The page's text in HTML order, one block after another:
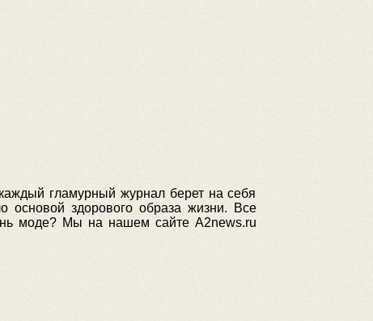
гламурный журнал берет на себя
основой здорового образа жизни. Все
моде? Мы на нашем сайте A2news.ru